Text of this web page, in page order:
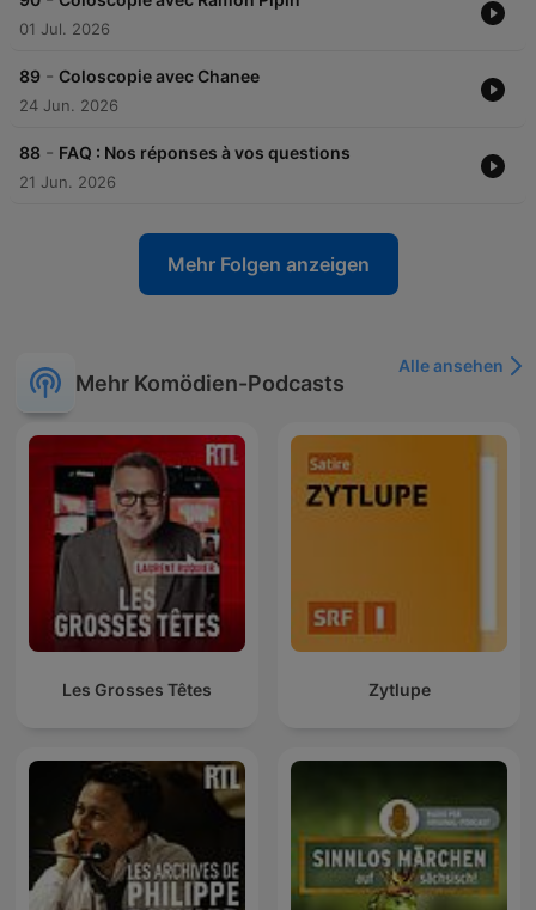
01 Jul. 2026
89 - Coloscopie avec Chanee
24 Jun. 2026
88 - FAQ : Nos réponses à vos questions
21 Jun. 2026
Mehr Folgen anzeigen
Mehr Komödien-Podcasts
Alle ansehen
Les Grosses Têtes Zytlupe